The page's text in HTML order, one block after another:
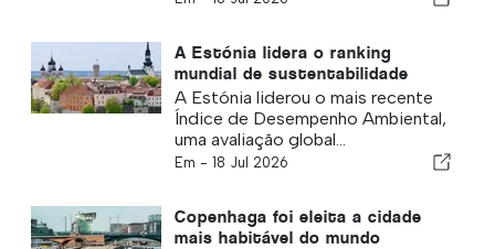
A Estónia lidera o ranking
mundial de sustentabilidade
A Estónia liderou o mais recente
Índice de Desempenho Ambiental,
uma avaliação global...
Em - 18 Jul 2026
Copenhaga foi eleita a cidade
mais habitável do mundo